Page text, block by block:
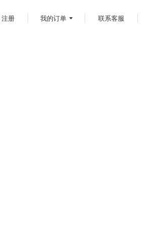
注册 我的订单 联系客服